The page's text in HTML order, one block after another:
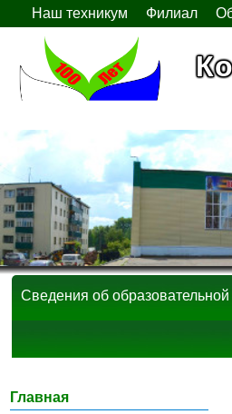
Наш техникум Филиал
Сведения об образовательной
Главная